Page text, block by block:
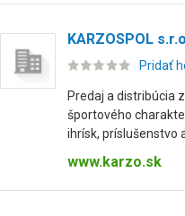
KARZOSPOL
Pridať
Predaj a distribúcia
športového
ihrísk, príslušenstvo
www.karzo.sk